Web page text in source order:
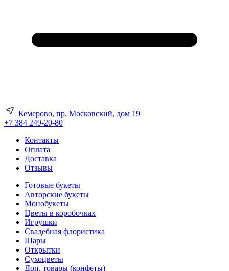
Кемерово, пр. Московский, дом 19
+7 384 249-20-80
Контакты
Оплата
Доставка
Отзывы
Готовые букеты
Авторские букеты
Монобукеты
Цветы в коробочках
Игрушки
Свадебная флористика
Шары
Открытки
Сухоцветы
Доп. товары (конфеты)